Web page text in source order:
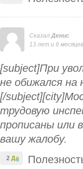
СказалДенис
13 лет и 6
[subject]При
не обижался
[/
трудовую
прописаны или
вашу жалобу.
2 Да